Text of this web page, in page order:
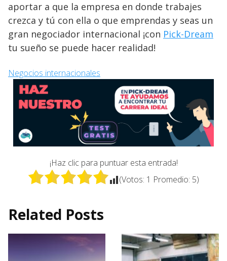
aportar a que la empresa en donde trabajes
crezca y tú con ella o que emprendas y seas un
gran negociador internacional ¡con Pick-Dream
tu sueño se puede hacer realidad!
Negocios internacionales
¡Haz clic para puntuar esta entrada!
(Votos: 1 Promedio: 5)
Related Posts